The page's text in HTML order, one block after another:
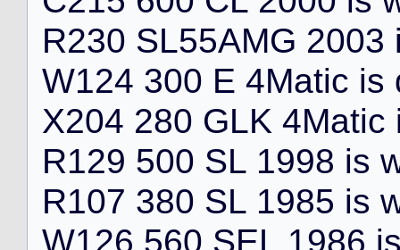
R230 SL55AMG 2003
W124 300 E 4Matic is
X204 280 GLK 4Matic
R129 500 SL 1998 is
R107 380 SL 1985 is
W126 560 SEL 1986 i